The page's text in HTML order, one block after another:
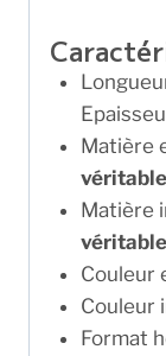
Matière
véritable
Matière
véritable
Couleur
Couleur
Format